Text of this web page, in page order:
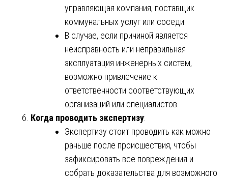
управляющая компания, поставщик
коммунальных услуг или соседи.
В случае, если причиной является
неисправность или неправильная
эксплуатация инженерных систем,
возможно привлечение к
ответственности соответствующих
организаций или специалистов.
Когда проводить экспертизу:
Экспертизу стоит проводить как можно
раньше после происшествия, чтобы
зафиксировать все повреждения и
собрать доказательства для возможного